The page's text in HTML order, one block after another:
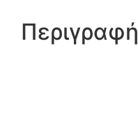
Περιγραφή